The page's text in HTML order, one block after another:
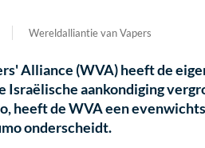
Wereldalliantie van Vapers
Alliance (WVA) heeft de
Israëlische aankondiging
heeft de WVA een
onderscheidt.